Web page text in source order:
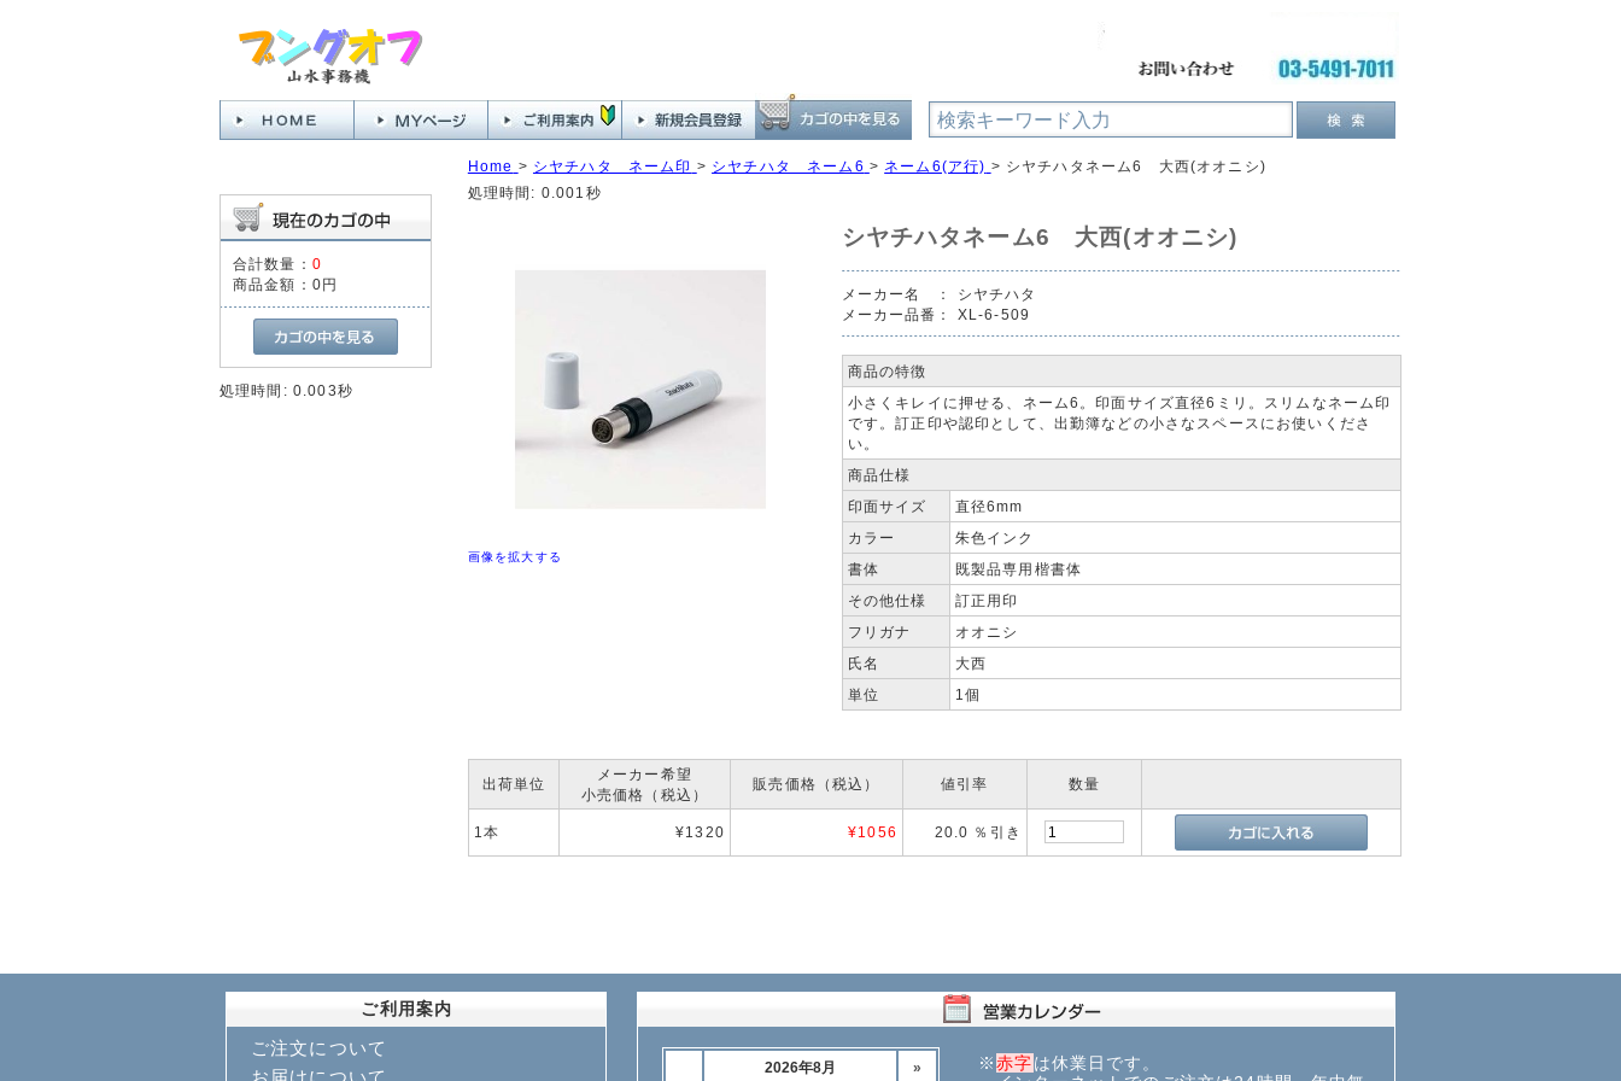
合計数量： 0
商品金額： 0円
処理時間: 0.003秒
Home > シヤチハタ ネーム印 > シヤチハタ ネーム6 > ネーム6(ア行) > シヤチハタネーム6 大西(オオニシ)
処理時間: 0.001秒
画像を拡大する
シヤチハタネーム6 大西(オオニシ)
メーカー名 ：
シヤチハタ
メーカー品番：
XL-6-509
商品の特徴
小さくキレイに押せる、ネーム6。印面サイズ直径6ミリ。スリムなネーム印
です。訂正印や認印として、出勤簿などの小さなスペースにお使いくださ
い。
商品仕様
印面サイズ
直径6mm
カラー
朱色インク
書体
既製品専用楷書体
その他仕様
訂正用印
フリガナ
オオニシ
氏名
大西
単位
1個
出荷単位
メーカー希望
小売価格（税込）
販売価格（税込） 値引率 数量
1本 ¥1320 ¥1056 20.0 ％引き
ご利用案内
ご注文について
お届けについて
※赤字は休業日です。